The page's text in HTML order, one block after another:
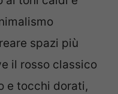
spazi più
il rosso classico
e tocchi dorati,